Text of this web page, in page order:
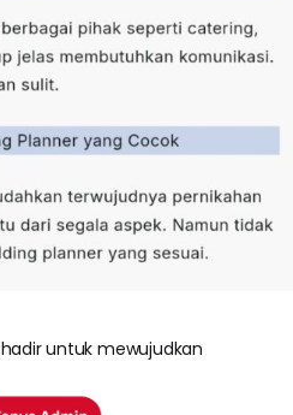
hadir untuk mewujudkan